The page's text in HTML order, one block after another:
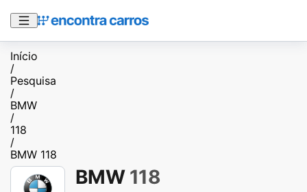
Início
/
Pesquisa
/
BMW
/
118
/
BMW 118
BMW 118